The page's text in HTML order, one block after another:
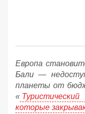
Европа
Бали —
планеты от
«
которые